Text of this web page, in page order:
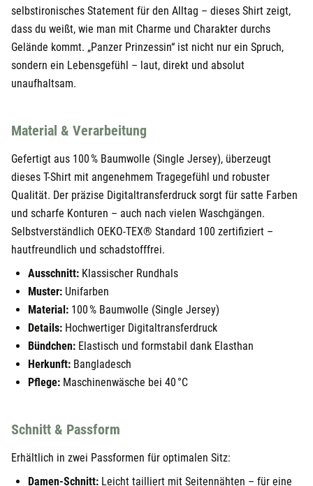
Weiß XL 24,95 € 29,90 €
Weiß 24,95 € 29,90 €
selbstironisches Statement für den Alltag – dieses Shirt zeigt,
dass du weißt, wie man mit Charme und Charakter durchs
Gelände kommt. „Panzer Prinzessin“ ist nicht nur ein Spruch,
sondern ein Lebensgefühl – laut, direkt und absolut
unaufhaltsam.
Material & Verarbeitung
Gefertigt aus 100 % Baumwolle (Single Jersey), überzeugt
dieses T-Shirt mit angenehmem Tragegefühl und robuster
Qualität. Der präzise Digitaltransferdruck sorgt für satte Farben
und scharfe Konturen – auch nach vielen Waschgängen.
Selbstverständlich OEKO-TEX® Standard 100 zertifiziert –
hautfreundlich und schadstofffrei.
Ausschnitt: Klassischer Rundhals
Muster: Unifarben
Material: 100 % Baumwolle (Single Jersey)
Details: Hochwertiger Digitaltransferdruck
Bündchen: Elastisch und formstabil dank Elasthan
Herkunft: Bangladesch
Pflege: Maschinenwäsche bei 40 °C
Schnitt & Passform
Erhältlich in zwei Passformen für optimalen Sitz:
Damen-Schnitt: Leicht tailliert mit Seitennähten – für eine